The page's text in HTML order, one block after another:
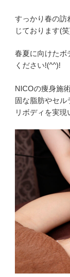
すっかり春の訪
じております(
春夏に向けたボ
ください!(^^)!
NICOの痩身施
固な脂肪やセル
リボディを実現